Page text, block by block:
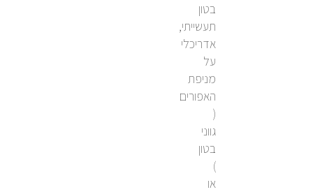
בטון
תעשייתי,
אדריכלי
על
מניפת
האפורים
(
גווני
בטון
)
או